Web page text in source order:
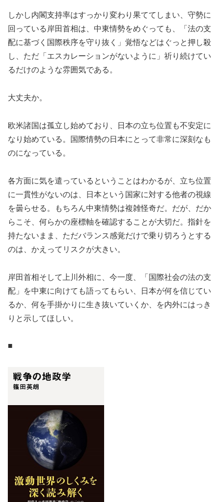
しかし内閣支持率はすっかり変わり果ててしまい、守勢に
回っている岸田首相は、中東情勢をめぐっても、「法の支
配に基づく国際秩序を守り抜く」覚悟などはぐっと押し殺
し、ただ「エスカレーションがないように」祈り続けてい
るだけのような雰囲気である。
大丈夫か。
欧米諸国は孤立し始めており、日本の立ち位置も不安定に
なり始めている。国際情勢の日本にとって非常に深刻なも
のになっている。
各方面に気を遣っているということはわかるが、立ち位置
に一貫性がないのは、日本という国家に対する他者の視線
を曇らせる。もちろん中東情勢は複雑怪奇だ。だが、だか
らこそ、何らかの座標軸を確認することが大切だ。指針を
持たないまま、ただバランス感覚だけで乗り切ろうとする
のは、かえってリスクが大きい。
岸田首相そして上川外相に、今一度、「国際社会の法の支
配」を中東に向けても語ってもらい、日本が何を信じてい
るか、何を手掛かりに生き抜いていくか、を内外にはっき
りと示してほしい。
■